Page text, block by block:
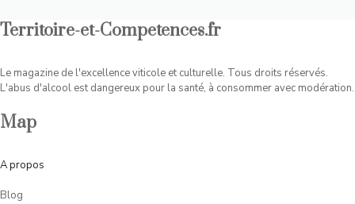
Territoire-et-Competences.fr
Le magazine de l'excellence viticole et culturelle. Tous droits réservés.
L'abus d'alcool est dangereux pour la santé, à consommer avec modération.
Map
Apropos
Blog